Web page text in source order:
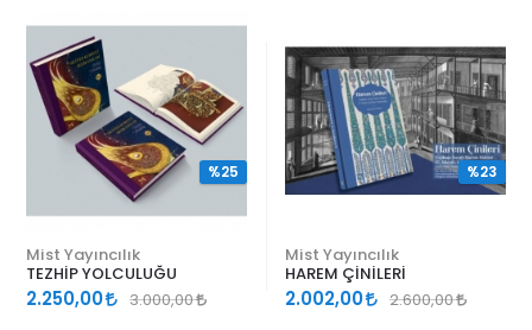
Mist Yayıncılık
TEZHİP YOLCULUĞU
2.250,00 3.000,00
%25
Mist Yayıncılık
HAREM ÇİNİLERİ
2.002,00 2.600,00
%23